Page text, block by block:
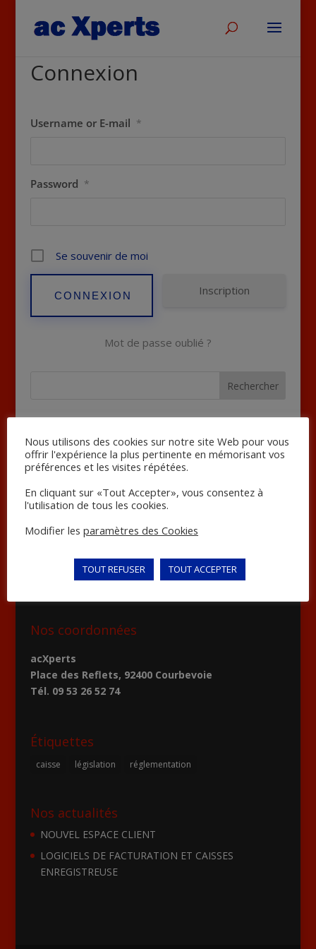
Connexion
Username or E-mail *
Password *
Se souvenir de moi
Inscription
Mot de passe oublié ?
NOUVEL ESPACE CLIENT
LOGICIELS DE FACTURATION ET CAISSES
ENREGISTREUSE
Catégories
Nos coordonnées
acXperts
Place des Reflets, 92400 Courbevoie
Tél. 09 53 26 52 74
Étiquettes
caisse législation réglementation
Nos actualités
NOUVEL ESPACE CLIENT
LOGICIELS DE FACTURATION ET CAISSES
ENREGISTREUSE
Nous utilisons des cookies sur notre site Web pour vous
offrir l'expérience la plus pertinente en mémorisant vos
préférences et les visites répétées.
En cliquant sur «Tout Accepter», vous consentez à
l'utilisation de tous les cookies.
Modifier les paramètres des Cookies
TOUT REFUSER TOUT ACCEPTER